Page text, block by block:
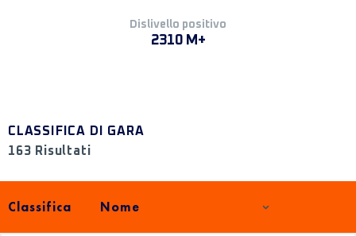
Dislivello positivo
2310 M+
CLASSIFICA DI GARA
163 Risultati
Classifica Nome